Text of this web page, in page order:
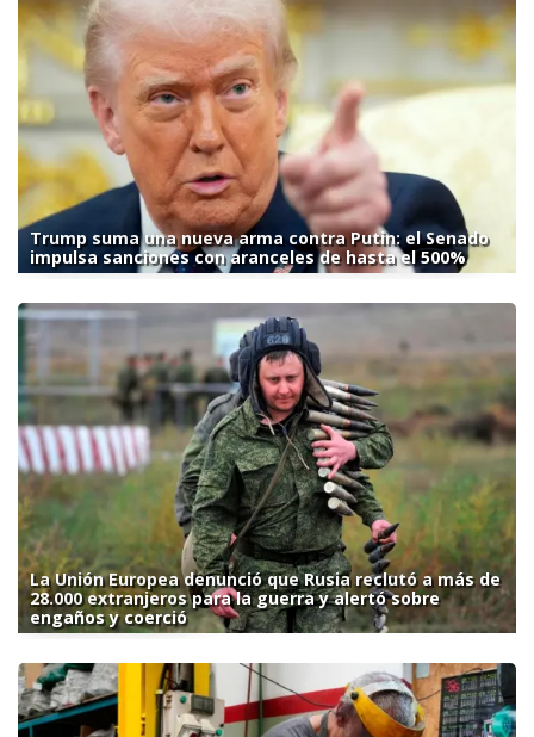
Trump suma una nueva arma contra Putin: el Senado
impulsa sanciones con aranceles de hasta el 500%
La Unión Europea denunció que Rusia reclutó a más de
28.000 extranjeros para la guerra y alertó sobre
engaños y coerció